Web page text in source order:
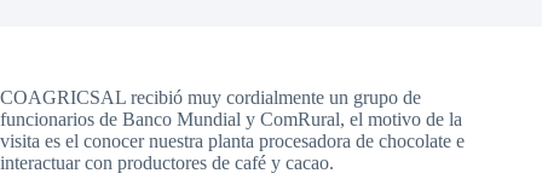
COAGRICSAL recibió muy cordialmente un grupo de
funcionarios de Banco Mundial y ComRural, el motivo de la
visita es el conocer nuestra planta procesadora de chocolate e
interactuar con productores de café y cacao.